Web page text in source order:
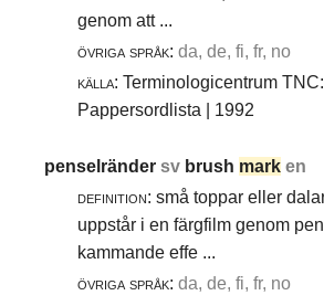
genom att ...
övriga språk: da, de, fi, fr, no
källa: Terminologicentrum TNC:
Pappersordlista | 1992
penselrändersv brush mark en
definition: små toppar eller
uppstår i en färgfilm genom
kammande effe ...
övriga språk: da, de, fi, fr, no